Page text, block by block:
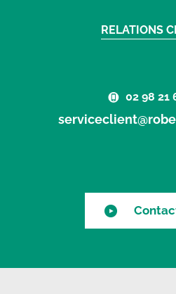
RELATIONS
02 98 21